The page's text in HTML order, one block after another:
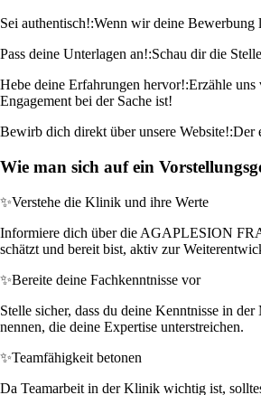
Sei authentisch!:Wenn wir deine Bewerbung
Pass deine Unterlagen an!:Schau dir die
Hebe deine Erfahrungen hervor!:Erzähle uns
Engagement bei der Sache ist!
Bewirb dich direkt über unsere Website!:Der
Wie man sich auf ein
✨Verstehe die Klinik und ihre Werte
Informiere dich über die AGAPLESION
schätzt und bereit bist, aktiv zur
✨Bereite deine Fachkenntnisse vor
Stelle sicher, dass du deine Kenntnisse in
nennen, die deine Expertise unterstreichen.
✨Teamfähigkeit betonen
Da Teamarbeit in der Klinik wichtig ist,